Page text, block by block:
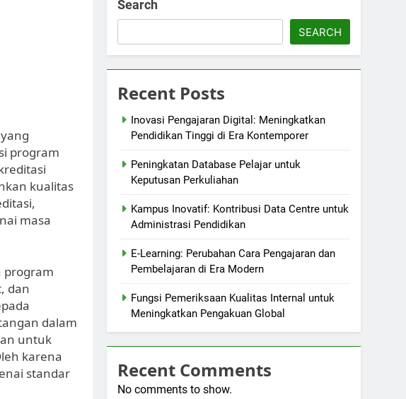
program
kualitas
masa
program
dan
dalam
untuk
karena
standar
Search
SEARCH
Recent Posts
Inovasi Pengajaran Digital: Meningkatkan
Pendidikan Tinggi di Era Kontemporer
Peningkatan Database Pelajar untuk
Keputusan Perkuliahan
Kampus Inovatif: Kontribusi Data Centre untuk
Administrasi Pendidikan
E-Learning: Perubahan Cara Pengajaran dan
Pembelajaran di Era Modern
Fungsi Pemeriksaan Kualitas Internal untuk
Meningkatkan Pengakuan Global
Recent Comments
No comments to show.